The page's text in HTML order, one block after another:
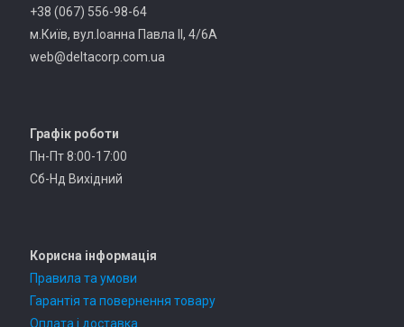
+38 (067) 556-98-64
м.Київ, вул.Іоанна Павла II, 4/6А
web@deltacorp.com.ua
Графік роботи
Пн-Пт 8:00-17:00
Cб-Нд Вихідний
Корисна інформація
Правила та умови
Гарантія та повернення товару
Оплата і доставка